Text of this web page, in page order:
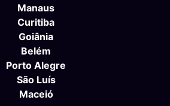
Manaus
Curitiba
Goiânia
Belém
Porto Alegre
São Luís
Maceió